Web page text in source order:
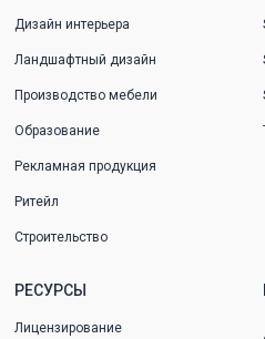
Дизайн интерьера
Ландшафтный дизайн
Производство мебели
Образование
Рекламная продукция
Ритейл
Строительство
РЕСУРСЫ
Лицензирование